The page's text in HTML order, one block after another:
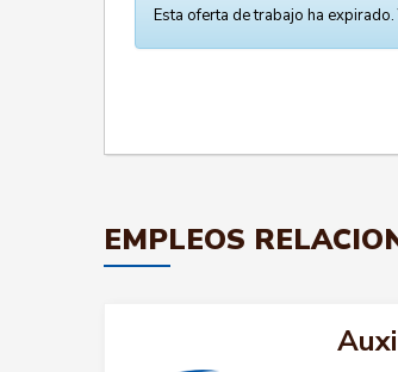
Esta oferta de trabajo ha
EMPLEOS